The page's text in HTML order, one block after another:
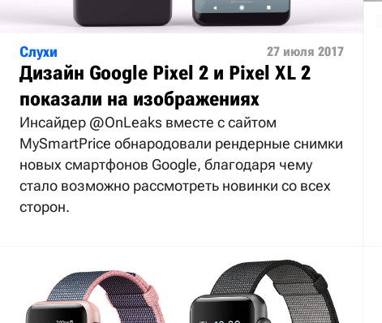
Слухи 27 июля 2017
Дизайн Google Pixel 2 и Pixel XL 2
показали на изображениях
Инсайдер @OnLeaks вместе с сайтом
MySmartPrice обнародовали рендерные снимки
новых смартфонов Google, благодаря чему
стало возможно рассмотреть новинки со всех
сторон.